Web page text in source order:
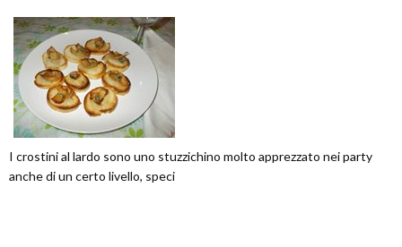
I crostini al lardo sono uno stuzzichino molto apprezzato nei party
anche di un certo livello, speci